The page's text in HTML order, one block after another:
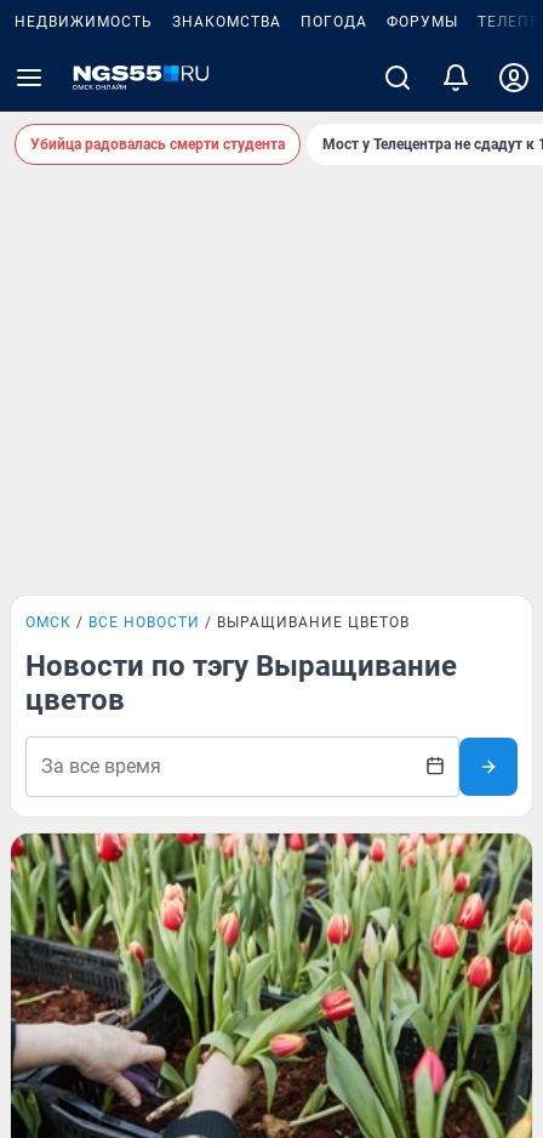
НЕДВИЖИМОСТЬ ЗНАКОМСТВА ПОГОДА ФОРУМЫ
Убийца радовалась смерти студента Мост у Телецентра не сдадут к
ОМСК ВСЕ НОВОСТИ ВЫРАЩИВАНИЕ ЦВЕТОВ
Новости по тэгу Выращивание
цветов